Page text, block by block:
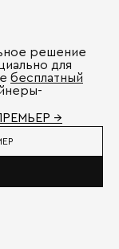
решение
для
бесплатный
→